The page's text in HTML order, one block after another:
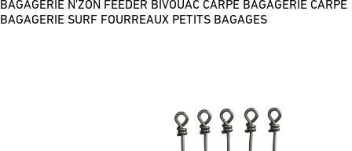
BAGAGERIE N'ZON FEEDER BIVOUAC CARPE BAGAGERIE CARPE
BAGAGERIE SURF FOURREAUX PETITS BAGAGES